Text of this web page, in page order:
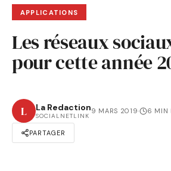
APPLICATIONS
Les réseaux
pour cette année
L La Redaction
SOCIALNETLINK
9 MARS 2019· 6 MIN
PARTAGER